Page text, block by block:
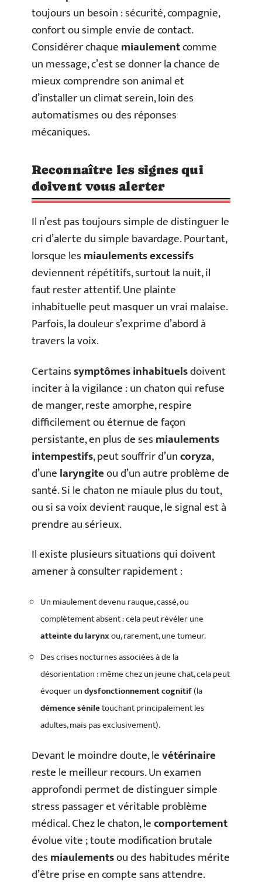
toujours un besoin : sécurité, compagnie,
confort ou simple envie de contact.
Considérer chaquemiaulementcomme
un message, c’est se donner la chance de
mieux comprendre son animal et
d’installer un climat serein, loin des
automatismes ou des réponses
mécaniques.
Reconnaître les signes qui
doivent vous alerter
Il n’est pas toujours simple de distinguer le
cri d’alerte du simple bavardage. Pourtant,
lorsque lesmiaulements excessifs
deviennent répétitifs, surtout la nuit, il
faut rester attentif. Une plainte
inhabituelle peut masquer un vrai malaise.
Parfois, la douleur s’exprime d’abord à
travers la voix.
Certainssymptômes inhabituelsdoivent
inciter à la vigilance : un chaton qui refuse
de manger, reste amorphe, respire
difficilement ou éternue de façon
persistante, en plus de sesmiaulements
intempestifs, peut souffrir d’uncoryza,
d’unelaryngiteou d’un autre problème de
santé. Si le chaton ne miaule plus du tout,
ou si sa voix devient rauque, le signal est à
prendre au sérieux.
Il existe plusieurs situations qui doivent
amener à consulter rapidement :
Un miaulement devenu rauque, cassé, ou
complètement absent : cela peut révéler une
atteinte du larynxou, rarement, une tumeur.
Des crises nocturnes associées à de la
désorientation : même chez un jeune chat, cela peut
évoquer undysfonctionnement cognitif(la
démence séniletouchant principalement les
adultes, mais pas exclusivement).
Devant le moindre doute, levétérinaire
reste le meilleur recours. Un examen
approfondi permet de distinguer simple
stress passager et véritable problème
médical. Chez le chaton, lecomportement
évolue vite ; toute modification brutale
desmiaulementsou des habitudes mérite
d’être prise en compte sans attendre.